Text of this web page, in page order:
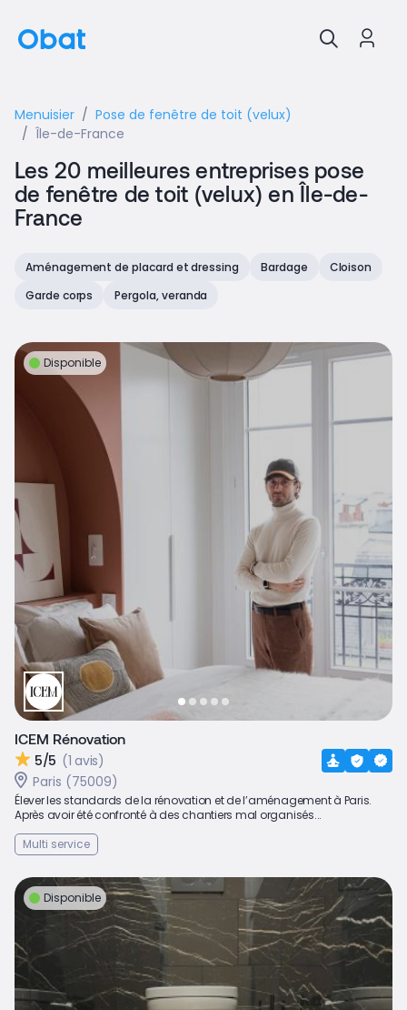
Menuisier
Pose de fenêtre de toit (velux)
Île-de-France
Les 20 meilleures entreprises pose
de fenêtre de toit (velux) en Île-de-
France
Aménagement de placard et dressing Bardage
Cloison
Garde corps
Pergola, veranda
Disponible
ICEM Rénovation
5/5 (1 avis)
Paris (75009)
Élever les standards de la rénovation et de l’aménagement à Paris.
Après avoir été confronté à des chantiers mal organisés...
Multi service
Disponible